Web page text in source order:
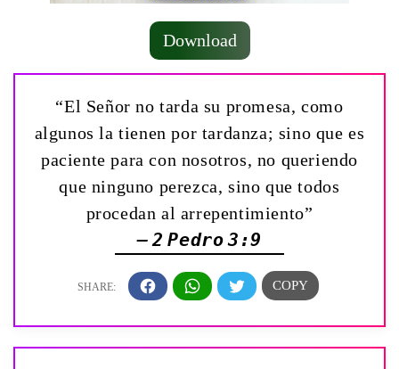
Download
“El Señor no tarda su promesa, como
algunos la tienen por tardanza; sino que es
paciente para con nosotros, no queriendo
que ninguno perezca, sino que todos
procedan al arrepentimiento”
— 2 Pedro 3:9